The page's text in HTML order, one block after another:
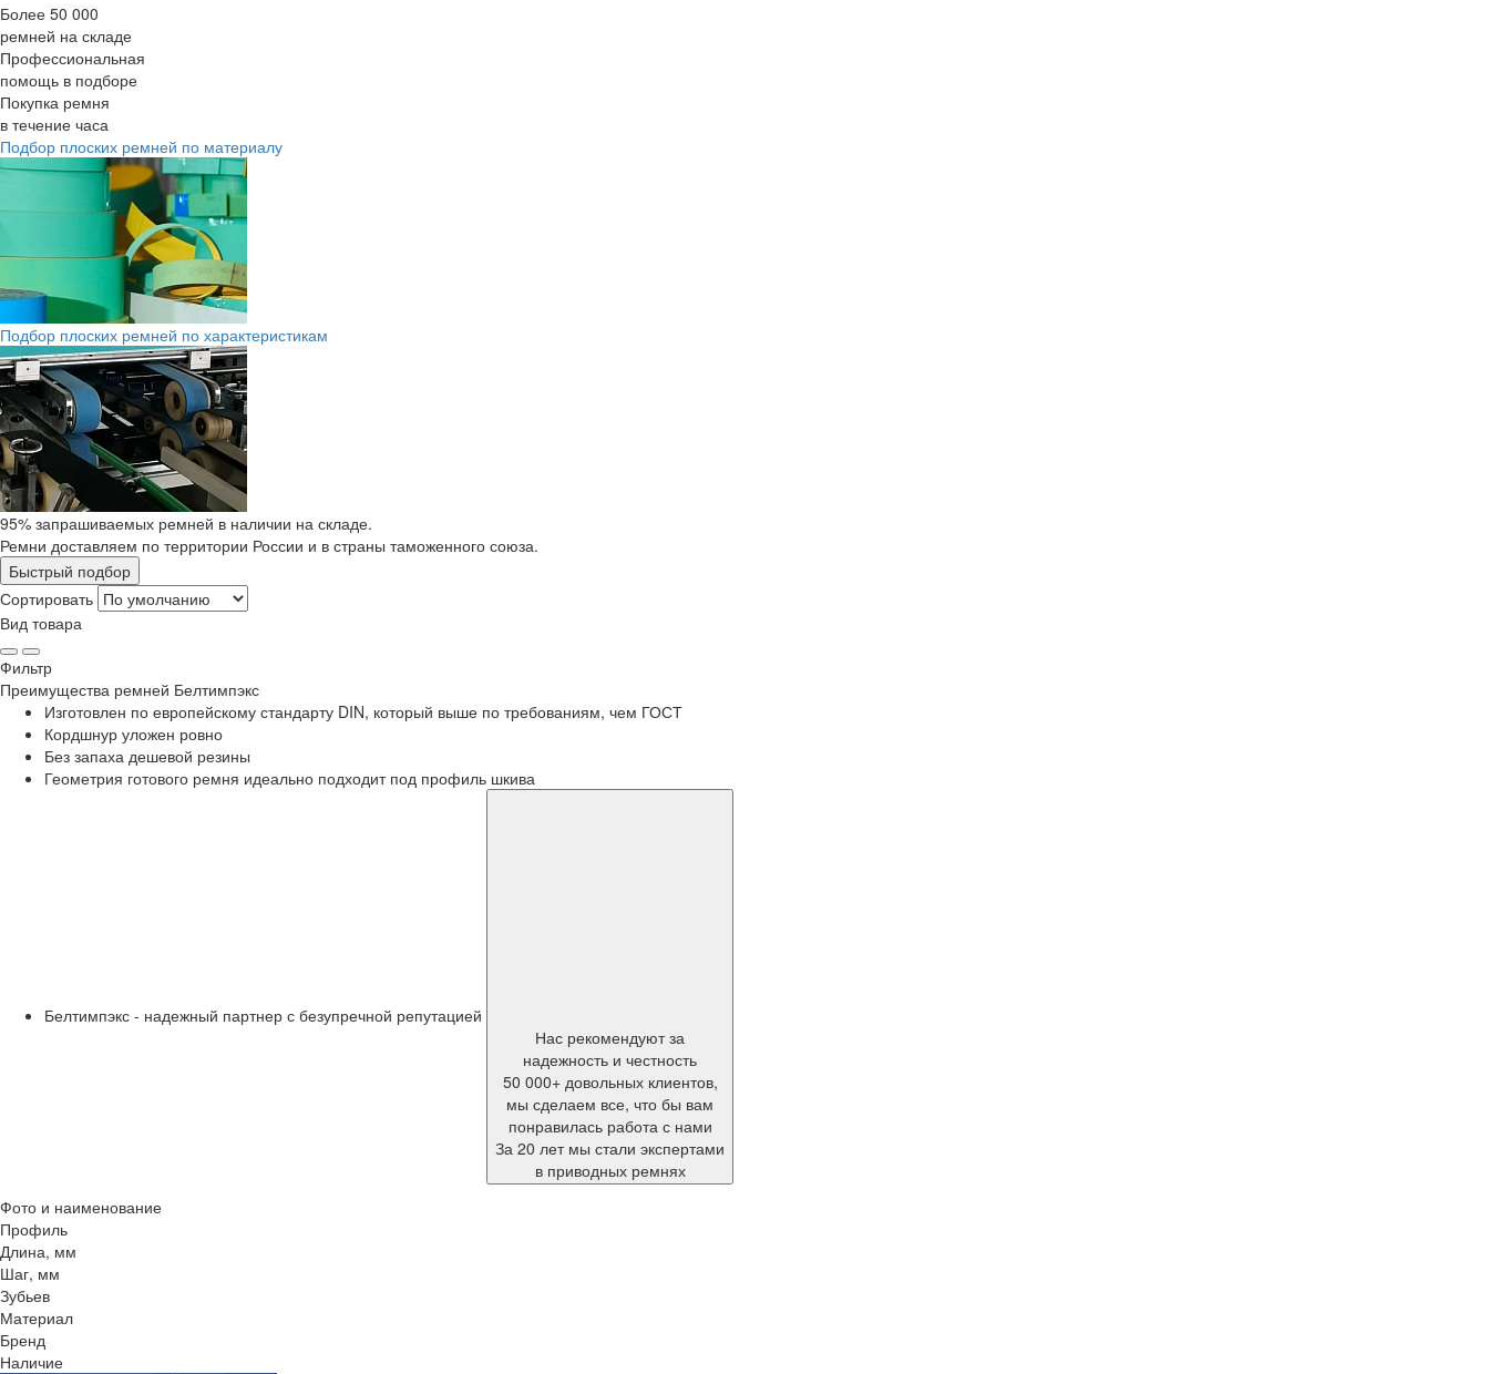
Более 50 000
ремней на складе
Профессиональная
помощь в подборе
Покупка ремня
в течение часа
Подбор плоских ремней по материалу
Подбор плоских ремней по характеристикам
95% запрашиваемых ремней в наличии на складе.
Ремни доставляем по территории России и в страны таможенного союза.
Быстрый подбор
Сортировать
Вид товара
Фильтр
Преимущества ремней Белтимпэкс
Изготовлен по европейскому стандарту DIN, который выше по требованиям, чем ГОСТ
Кордшнур уложен ровно
Без запаха дешевой резины
Геометрия готового ремня идеально подходит под профиль шкива
Белтимпэкс - надежный партнер с безупречной репутацией
Нас рекомендуют за
надежность и честность
50 000+ довольных клиентов,
мы сделаем все, что бы вам
понравилась работа с нами
За 20 лет мы стали экспертами
в приводных ремнях
Фото и наименование
Профиль
Длина, мм
Шаг, мм
Зубьев
Материал
Бренд
Наличие